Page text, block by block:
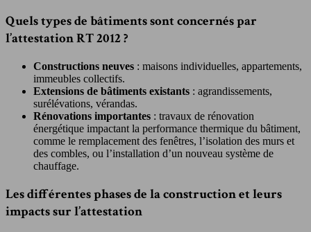
Quels types de bâtiments sont concernés par
l’attestation RT 2012 ?
Constructions neuves : maisons individuelles, appartements,
immeubles collectifs.
Extensions de bâtiments existants : agrandissements,
surélévations, vérandas.
Rénovations importantes : travaux de rénovation
énergétique impactant la performance thermique du bâtiment,
comme le remplacement des fenêtres, l’isolation des murs et
des combles, ou l’installation d’un nouveau système de
chauffage.
Les différentes phases de la construction et leurs
impacts sur l’attestation